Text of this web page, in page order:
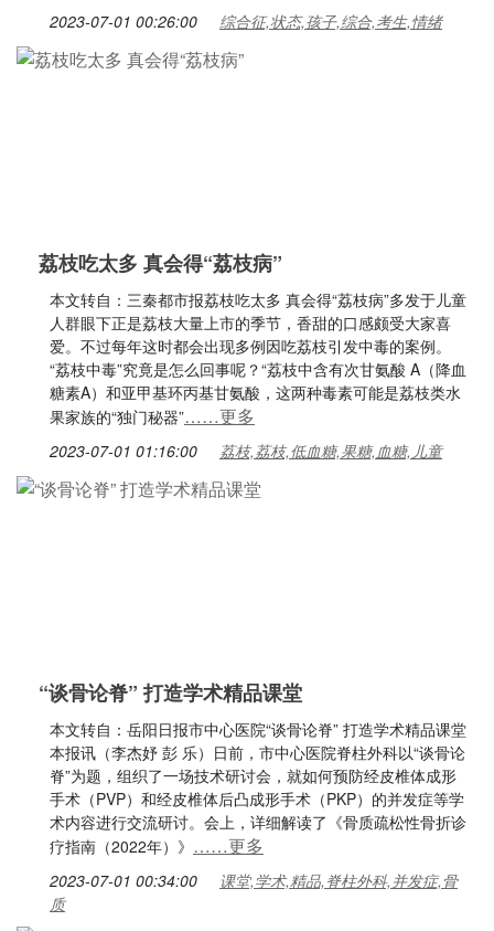
2023-07-01 00:26:00 综合征,状态,孩子,综合,考生,情绪
荔枝吃太多 真会得“荔枝病”
本文转自：三秦都市报荔枝吃太多 真会得“荔枝病”多发于儿童
人群眼下正是荔枝大量上市的季节，香甜的口感颇受大家喜
爱。不过每年这时都会出现多例因吃荔枝引发中毒的案例。
“荔枝中毒”究竟是怎么回事呢？“荔枝中含有次甘氨酸 A（降血
糖素A）和亚甲基环丙基甘氨酸，这两种毒素可能是荔枝类水
果家族的“独门秘器”……更多
2023-07-01 01:16:00 荔枝,荔枝,低血糖,果糖,血糖,儿童
“谈骨论脊” 打造学术精品课堂
本文转自：岳阳日报市中心医院“谈骨论脊” 打造学术精品课堂
本报讯（李杰妤 彭 乐）日前，市中心医院脊柱外科以“谈骨论
脊”为题，组织了一场技术研讨会，就如何预防经皮椎体成形
手术（PVP）和经皮椎体后凸成形手术（PKP）的并发症等学
术内容进行交流研讨。会上，详细解读了《骨质疏松性骨折诊
疗指南（2022年）》 ……更多
2023-07-01 00:34:00
课堂,学术,精品,脊柱外科,并发症,骨
质